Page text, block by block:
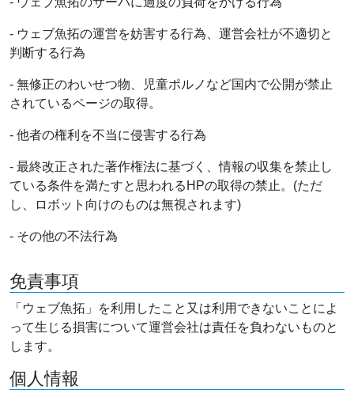
- ウェブ魚拓の運営を妨害する行為、運営会社が不適切と
判断する行為
- 無修正のわいせつ物、児童ポルノなど国内で公開が禁止
されているページの取得。
- 他者の権利を不当に侵害する行為
- 最終改正された著作権法に基づく、情報の収集を禁止し
ている条件を満たすと思われるHPの取得の禁止。(ただ
し、ロボット向けのものは無視されます)
- その他の不法行為
免責事項
「ウェブ魚拓」を利用したこと又は利用できないことによ
って生じる損害について運営会社は責任を負わないものと
します。
個人情報